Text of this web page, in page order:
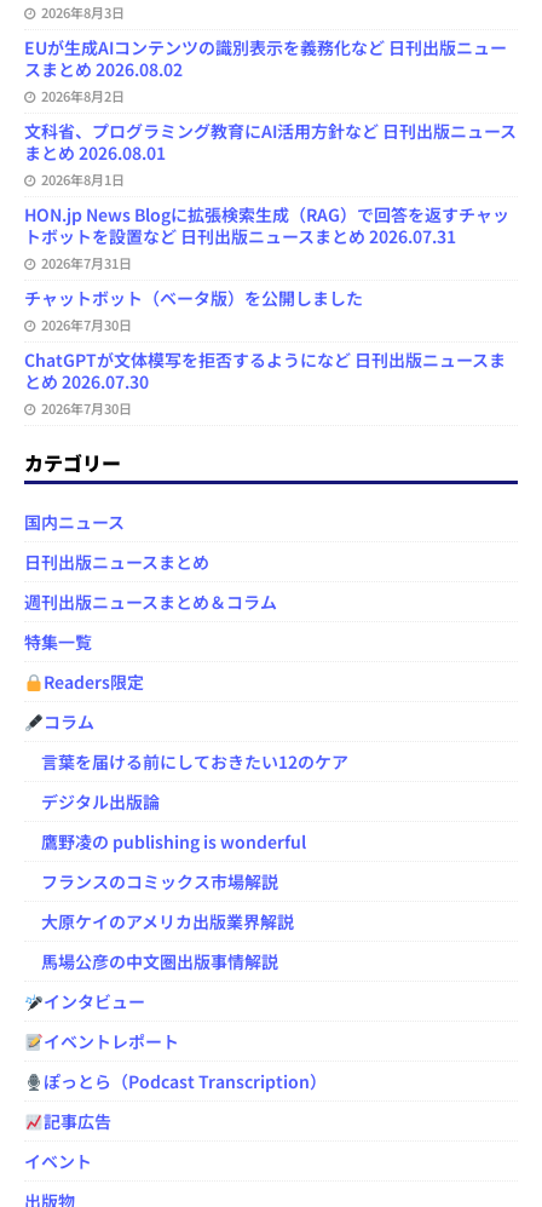
2026年8月3日
EUが生成AIコンテンツの識別表示を義務化など 日刊出版ニュー
スまとめ 2026.08.02
2026年8月2日
文科省、プログラミング教育にAI活用方針など 日刊出版ニュース
まとめ 2026.08.01
2026年8月1日
HON.jp News Blogに拡張検索生成（RAG）で回答を返すチャッ
トボットを設置など 日刊出版ニュースまとめ 2026.07.31
2026年7月31日
チャットボット（ベータ版）を公開しました
2026年7月30日
ChatGPTが文体模写を拒否するようになど 日刊出版ニュースま
とめ 2026.07.30
2026年7月30日
カテゴリー
国内ニュース
日刊出版ニュースまとめ
週刊出版ニュースまとめ＆コラム
特集一覧
Readers限定
コラム
言葉を届ける前にしておきたい12のケア
デジタル出版論
鷹野凌の publishing is wonderful
フランスのコミックス市場解説
大原ケイのアメリカ出版業界解説
馬場公彦の中文圏出版事情解説
インタビュー
イベントレポート
ぽっとら（Podcast Transcription）
記事広告
イベント
出版物